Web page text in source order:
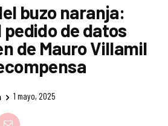
buzo naranja:
pedido de datos
de Mauro Villamil
1 mayo, 2025